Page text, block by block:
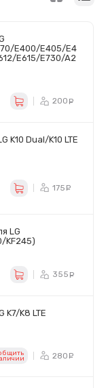
E400/E405/E4
E615/E730/A2
200
K10 Dual/K10 LTE
175
LG
KF245)
355
K7/K8 LTE
280